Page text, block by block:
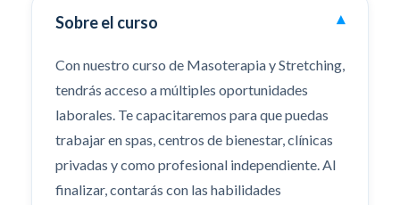
Sobre el curso ▾
Con nuestro curso de Masoterapia y Stretching,
tendrás acceso a múltiples oportunidades
laborales. Te capacitaremos para que puedas
trabajar en spas, centros de bienestar, clínicas
privadas y como profesional independiente. Al
finalizar, contarás con las habilidades